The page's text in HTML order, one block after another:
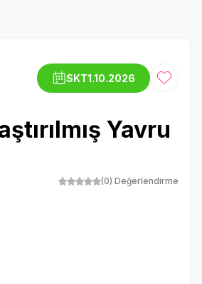
SKT1.10.2026 Favoriye
Yavru
(0) Değerlendirme